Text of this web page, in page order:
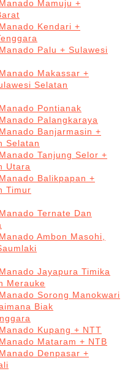
Mamuju +
Kendari +
Palu + Sulawesi
Makassar +
Selatan
Pontianak
Palangkaraya
Banjarmasin +
Selatan
Tanjung Selor +
Utara
Balikpapan +
Timur
Ternate Dan
Ambon Masohi,
Jayapura Timika
Merauke
Sorong Manokwari
Biak
Kupang + NTT
Mataram + NTB
Denpasar +